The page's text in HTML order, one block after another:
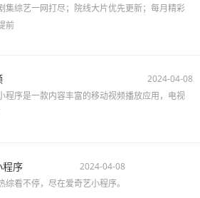
集综艺一网打尽；院线大片优先更新；每月精彩
前
2024-04-08
程序是一款内容丰富的移动视频播放应用，电视
程序
2024-04-08
综看不停，尽在爱奇艺小程序。